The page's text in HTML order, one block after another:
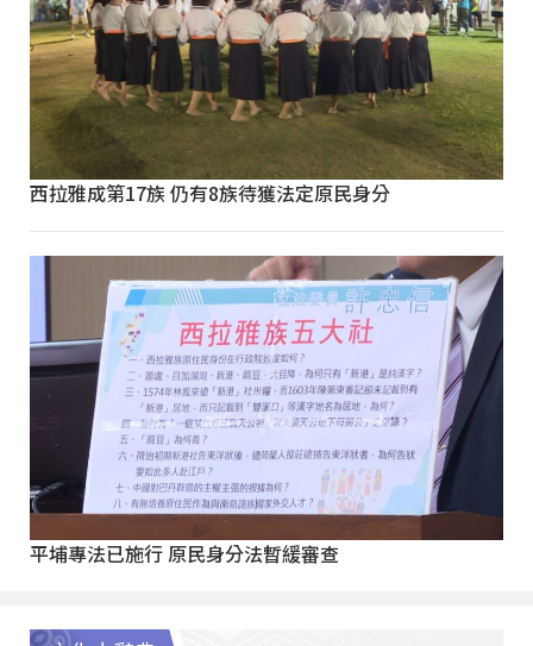
西拉雅成第17族 仍有8族待獲法定原民身分
平埔專法已施行 原民身分法暫緩審查